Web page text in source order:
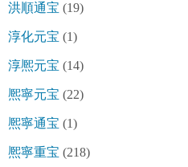
洪順通宝 (19)
淳化元宝 (1)
淳熈元宝 (14)
熈寧元宝 (22)
熈寧通宝 (1)
熈寧重宝 (218)